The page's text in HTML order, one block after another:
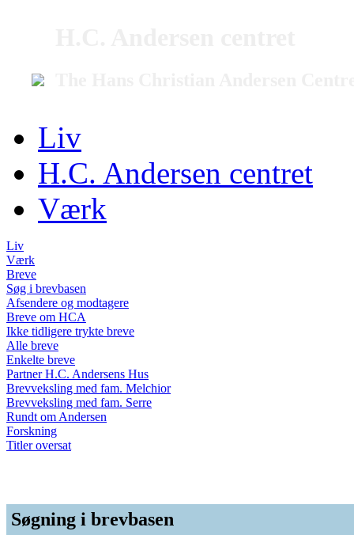
Liv
H.C. Andersen centret
Værk
Liv
Værk
Breve
Søg i brevbasen
Afsendere og modtagere
Breve om HCA
Ikke tidligere trykte breve
Alle breve
Enkelte breve
Partner H.C. Andersens Hus
Brevveksling med fam. Melchior
Brevveksling med fam. Serre
Rundt om Andersen
Forskning
Titler oversat
Søgning i brevbasen